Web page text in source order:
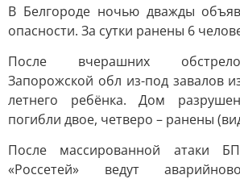
В Белгороде ночью дважды
опасности. За сутки ранены 6
После вчерашних
Запорожской обл из-под завалов
летнего ребёнка. Дом
погибли двое, четверо – ранены
После массированной атаки
«Россетей» ведут